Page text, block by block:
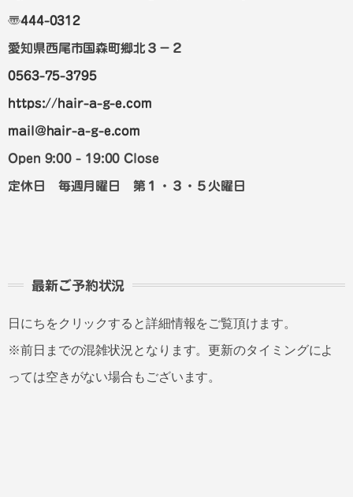
〠444-0312
愛知県西尾市国森町郷北３－２
0563-75-3795
https://hair-a-g-e.com
mail@hair-a-g-e.com
Open 9:00 - 19:00 Close
定休日 毎週月曜日 第１・３・５火曜日
最新ご予約状況
日にちをクリックすると詳細情報をご覧頂けます。
※前日までの混雑状況となります。更新のタイミングによ
っては空きがない場合もございます。